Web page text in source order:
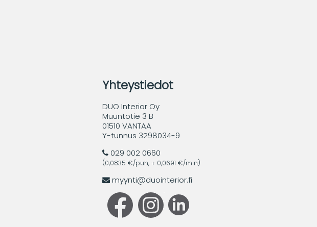
Yhteystiedot
DUO Interior Oy
Muuntotie 3 B
01510 VANTAA
Y-tunnus 3298034-9
029 002 0660
(0,0835 €/puh, + 0,0691 €/min)
myynti@duointerior.fi